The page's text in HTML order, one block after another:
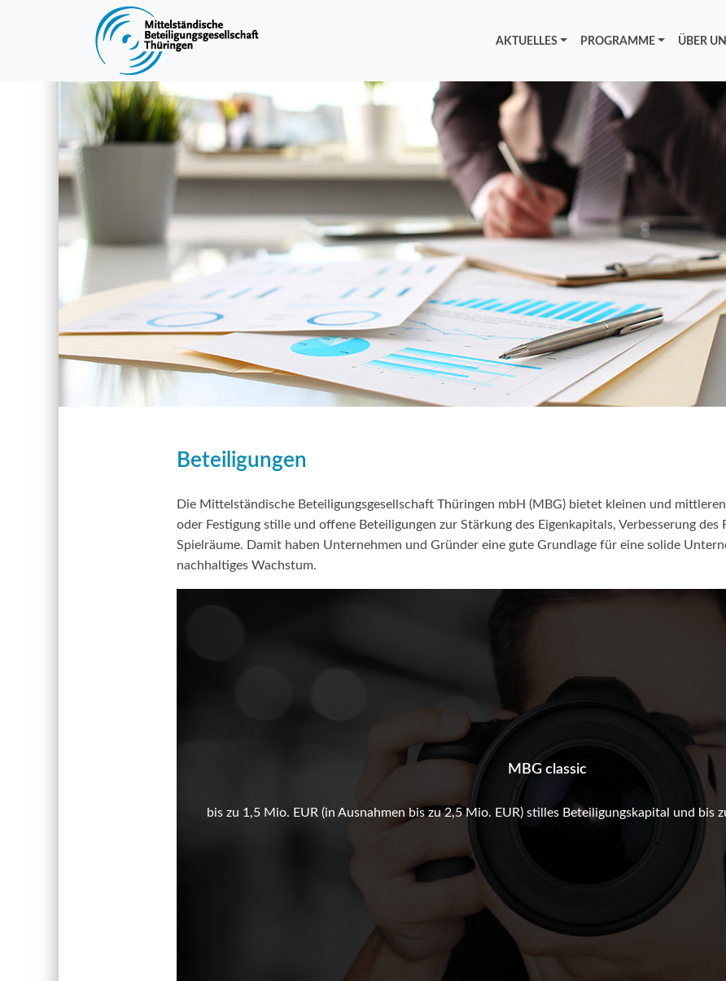
AKTUELLES PROGRAMME ÜBER
Beteiligungen
Die Mittelständische Beteiligungsgesellschaft Thüringen mbH (MBG) bietet kleinen und
oder Festigung stille und offene Beteiligungen zur Stärkung des Eigenkapitals, Verbesserung
Spielräume. Damit haben Unternehmen und Gründer eine gute Grundlage für eine solide
nachhaltiges Wachstum.
MBG classic
bis zu 1,5 Mio. EUR (in Ausnahmen bis zu 2,5 Mio. EUR) stilles Beteiligungskapital und bis